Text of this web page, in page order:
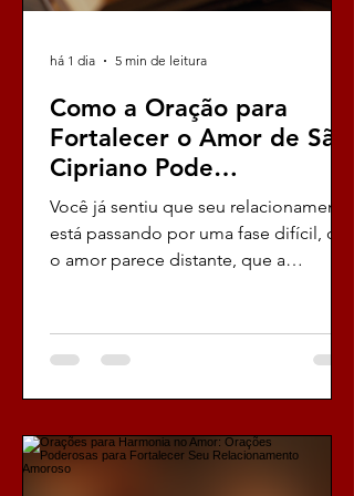
Como a Oração para
Fortalecer o Amor de São
Cipriano Pode
Transformar Seu
Relacionamento
Você já sentiu que seu relacionamento
está passando por uma fase difícil, que
o amor parece distante, que a
exatamente como é essa sensação,
essa angústia que corrói o coração e a
uma luz no fim do túnel. E é
exatamente por isso que hoje eu
há 1 dia 5 min de leitura